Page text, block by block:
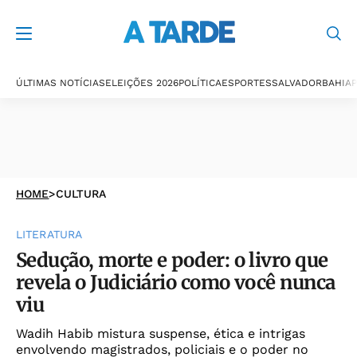
ÚLTIMAS NOTÍCIASELEIÇÕES 2026POLÍTICAESPORTESSALVADORBAHIA
HOME>CULTURA
LITERATURA
Sedução, morte e poder: o livro que
revela o Judiciário como você nunca
viu
Wadih Habib mistura suspense, ética e intrigas
envolvendo magistrados, policiais e o poder no